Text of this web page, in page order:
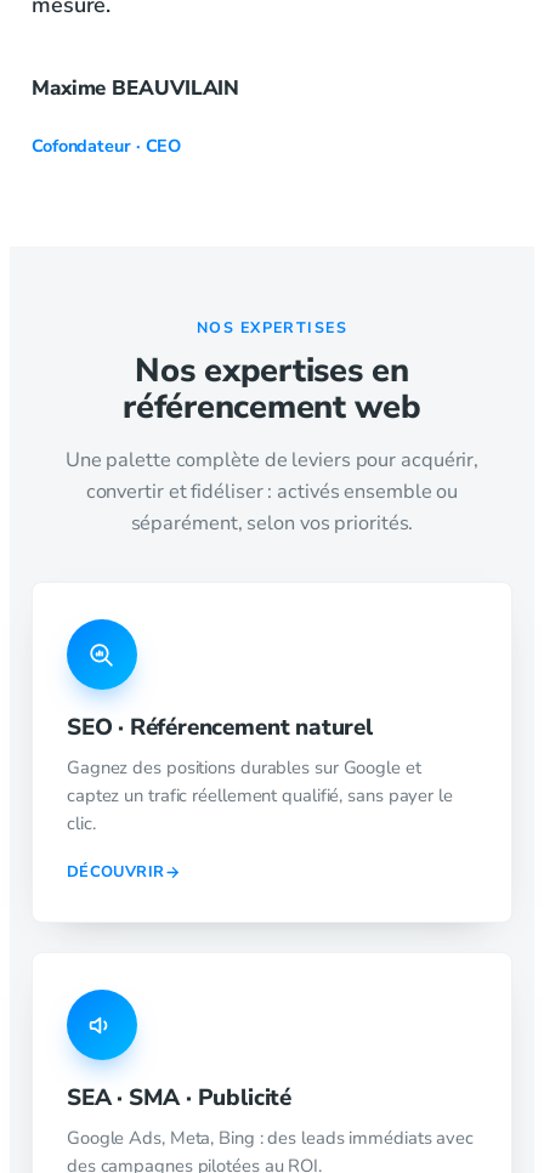
Maxime BEAUVILAIN
Cofondateur · CEO
NOS EXPERTISES
Nos expertises en
référencement web
Une palette complète de leviers pour acquérir,
convertir et fidéliser : activés ensemble ou
séparément, selon vos priorités.
SEO · Référencement naturel
Gagnez des positions durables sur Google et
captez un trafic réellement qualifié, sans payer le
clic.
DÉCOUVRIR
SEA · SMA · Publicité
Google Ads, Meta, Bing : des leads immédiats avec
des campagnes pilotées au ROI.